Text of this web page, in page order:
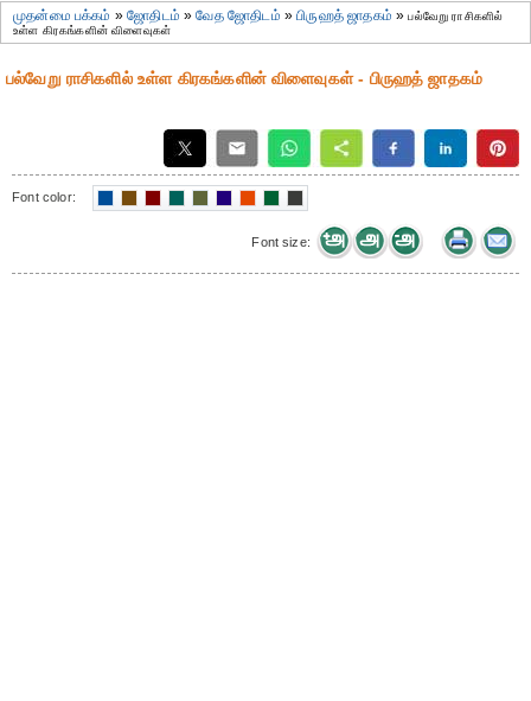
முதன்மை பக்கம் »ஜோதிடம் »வேத ஜோதிடம் »பிருஹத் ஜாதகம் »பல்வேறு ராசிகளில்
உள்ள கிரகங்களின் விளைவுகள்
பல்வேறு ராசிகளில் உள்ள கிரகங்களின் விளைவுகள் - பிருஹத் ஜாதகம்
Font color:
Font size: